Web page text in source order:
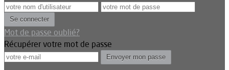
Mot de passe oublié?
Récupérer votre mot de passe